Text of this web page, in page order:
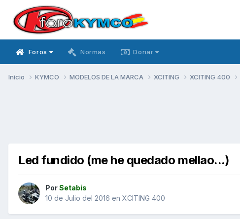
Foros Normas Donar
Inicio KYMCO MODELOS DE LA MARCA XCITING XCITING 400
Led fundido (me he quedado mellao...)
PorSetabis
10 de Julio del 2016 en XCITING 400